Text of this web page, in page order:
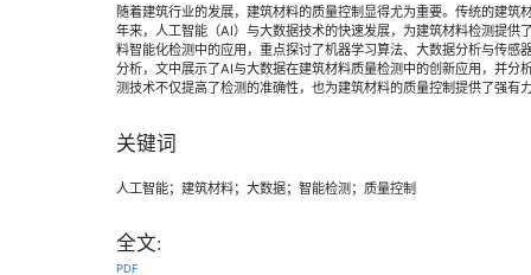
随着建筑行业的发展，建筑材料的质量控制显得尤为重要。传统的建
年来，人工智能（AI）与大数据技术的快速发展，为建筑材料检测提供
料智能化检测中的应用，重点探讨了机器学习算法、大数据分析与传感
分析，文中展示了AI与大数据在建筑材料质量检测中的创新应用，并分
测技术不仅提高了检测的准确性，也为建筑材料的质量控制提供了强有
关键词
人工智能；建筑材料；大数据；智能检测；质量控制
全文:
PDF